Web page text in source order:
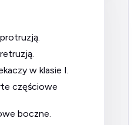
w klasie I.
boczne.